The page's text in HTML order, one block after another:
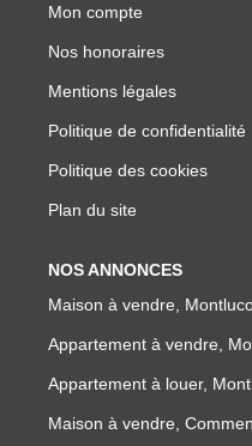
Mon compte
Nos honoraires
Mentions légales
Politique de confidentialité
Politique des cookies
Plan du site
NOS ANNONCES
Maison à vendre,
Appartement à vendre,
Appartement à louer,
Maison à vendre,